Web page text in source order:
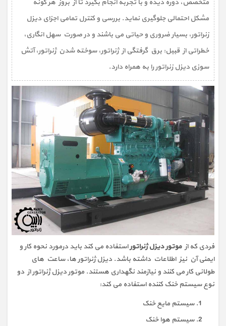
مشکل احتمالی جلوگیری نماید. بررسی و کنترل تمامی اجزای دیزل
زنراتور، بسیار ضروری و حیاتی می باشند و در صورت سهل انگاری،
خطراتی از قبیل: برق گرفتگی از ژنراتور، سوخته شدن ژنراتور، آتش
سوزی دیزل زنراتور را به همراه دارد.
فردی که ازموتور دیزل ژنراتوراستفاده می کند باید درمورد نحوه کار و
ایمنی آن نیز اطلاعات داشته باشد. دیزل ژنراتور ها، ساعت های
طولانی کار می کنند و نیازمند نگهداری هستند. موتور دیزل ژنراتور از دو
نوع سیستم خنک کننده استفاده می کند:
سیستم مایع خنک
سیستم هوا خنک